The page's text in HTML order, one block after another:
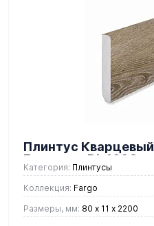
Плинтус
Градиент DL 1603
Категория: Плинтусы
Коллекция: Fargo
Размеры, мм: 80 х 11 х 2200